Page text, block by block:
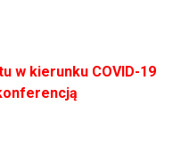
w kierunku COVID-19